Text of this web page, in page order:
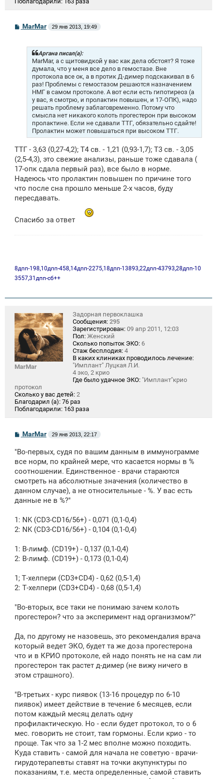
СMarMar 29 янв 2013, 19:49
Аргана писал(а):
MarMar, а с щитовидкой у вас как дела обстоят? Я тоже
думала, что у меня все дело в гемостазе. Вне
протокола все ок, а в протик Д-димер подскакивал в 6
раз! Проблемы с гемостазом решаются назначением
НМГ в самом протоколе. А вот если есть гипотиреоз (а
у вас, я смотрю, и пролактин повышен, и 17-ОПК), надо
решать проблему заблаговременно. Потому что
смысла нет никакого колоть прогестерон при высоком
пролактине. Если не сдавали ТТГ, обязательно сдайте!
Пролактин может повышаться при высоком ТТГ.
ТТГ - 3,63 (0,27-4,2); Т4 св. - 1,21 (0,93-1,7); Т3 св. - 3,05
(2,5-4,3), это свежие анализы, раньше тоже сдавала (
17-опк сдала первый раз), все было в норме.
Надеюсь что пролактин повышен по причине того
что после сна прошло меньше 2-х часов, буду
пересдавать.
Спасибо за ответ
8дпп-198,10дпп-458,14дпп-2275,18дпп-13893,22дпп-43793,28дпп-10
3557,31дпп-сб++
MarMar
Задорная первоклашка
Сообщения: 295
Зарегистрирован: 09 апр 2011, 12:03
Пол: Женский
Сколько попыток ЭКО: 6
Стаж бесплодия: 4
В каких клиниках проводилось лечение:
"Имплант" Луцкая Л.И.
4 эко, 2 крио
Где было удачное ЭКО: "Имплант"крио
протокол
Сколько у вас детей: 2
Благодарил (а): 76 раз
Поблагодарили: 163 раза
С
б
щ
н
и
MarMar 29 янв 2013, 22:17
"Во-первых, судя по вашим данным в иммунограмме
все норм, по крайней мере, что касается нормы в %
соотношении. Единственное - врачи стараются
смотреть на абсолютные значения (количество в
данном случае), а не относительные - %. У вас есть
данные не в %?"
1: NK (CD3-CD16/56+) - 0,071 (0,1-0,4)
2: NK (CD3-CD16/56+) - 0,104 (0,1-0,4)
1: В-лимф. (CD19+) - 0,137 (0,1-0,4)
2: В-лимф. (CD19+) - 0,173 (0,1-0,4)
1; Т-хелпери (CD3+CD4) - 0,62 (0,5-1,4)
2: Т-хелпери (CD3+CD4) - 0,68 (0,5-1,4)
"Во-вторых, все таки не понимаю зачем колоть
прогестерон? что за эксперимент над организмом?"
Да, по другому не назовешь, это рекомендалия врача
который ведет ЭКО, будет та же доза прогестерона
что и в КРИО протоколе, ей надо понять не на сам ли
прогестерон так растет д-димер (не вижу ничего в
этом страшного).
"В-третьих - курс пиявок (13-16 процедур по 6-10
пиявок) имеет действие в течение 6 месяцев, если
потом каждый месяц делать одну
профилактическую. Но - если будет протокол, то о 6
мес. говорить не стоит, там гормоны. Если крио - то
проще. Так что за 1-2 мес вполне можно походить.
Куда ставить - самой для начала не советую - врачи-
гирудотерапевты ставят на точки акупунктуры по
показаниям, т.е. места определенные, самой ставить